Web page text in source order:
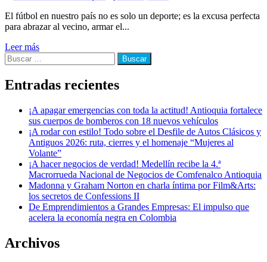
El fútbol en nuestro país no es solo un deporte; es la excusa perfecta
para abrazar al vecino, armar el...
Leer más
Buscar:
Entradas recientes
¡A apagar emergencias con toda la actitud! Antioquia fortalece
sus cuerpos de bomberos con 18 nuevos vehículos
¡A rodar con estilo! Todo sobre el Desfile de Autos Clásicos y
Antiguos 2026: ruta, cierres y el homenaje “Mujeres al
Volante”
¡A hacer negocios de verdad! Medellín recibe la 4.ª
Macrorrueda Nacional de Negocios de Comfenalco Antioquia
Madonna y Graham Norton en charla íntima por Film&Arts:
los secretos de Confessions II
De Emprendimientos a Grandes Empresas: El impulso que
acelera la economía negra en Colombia
Archivos